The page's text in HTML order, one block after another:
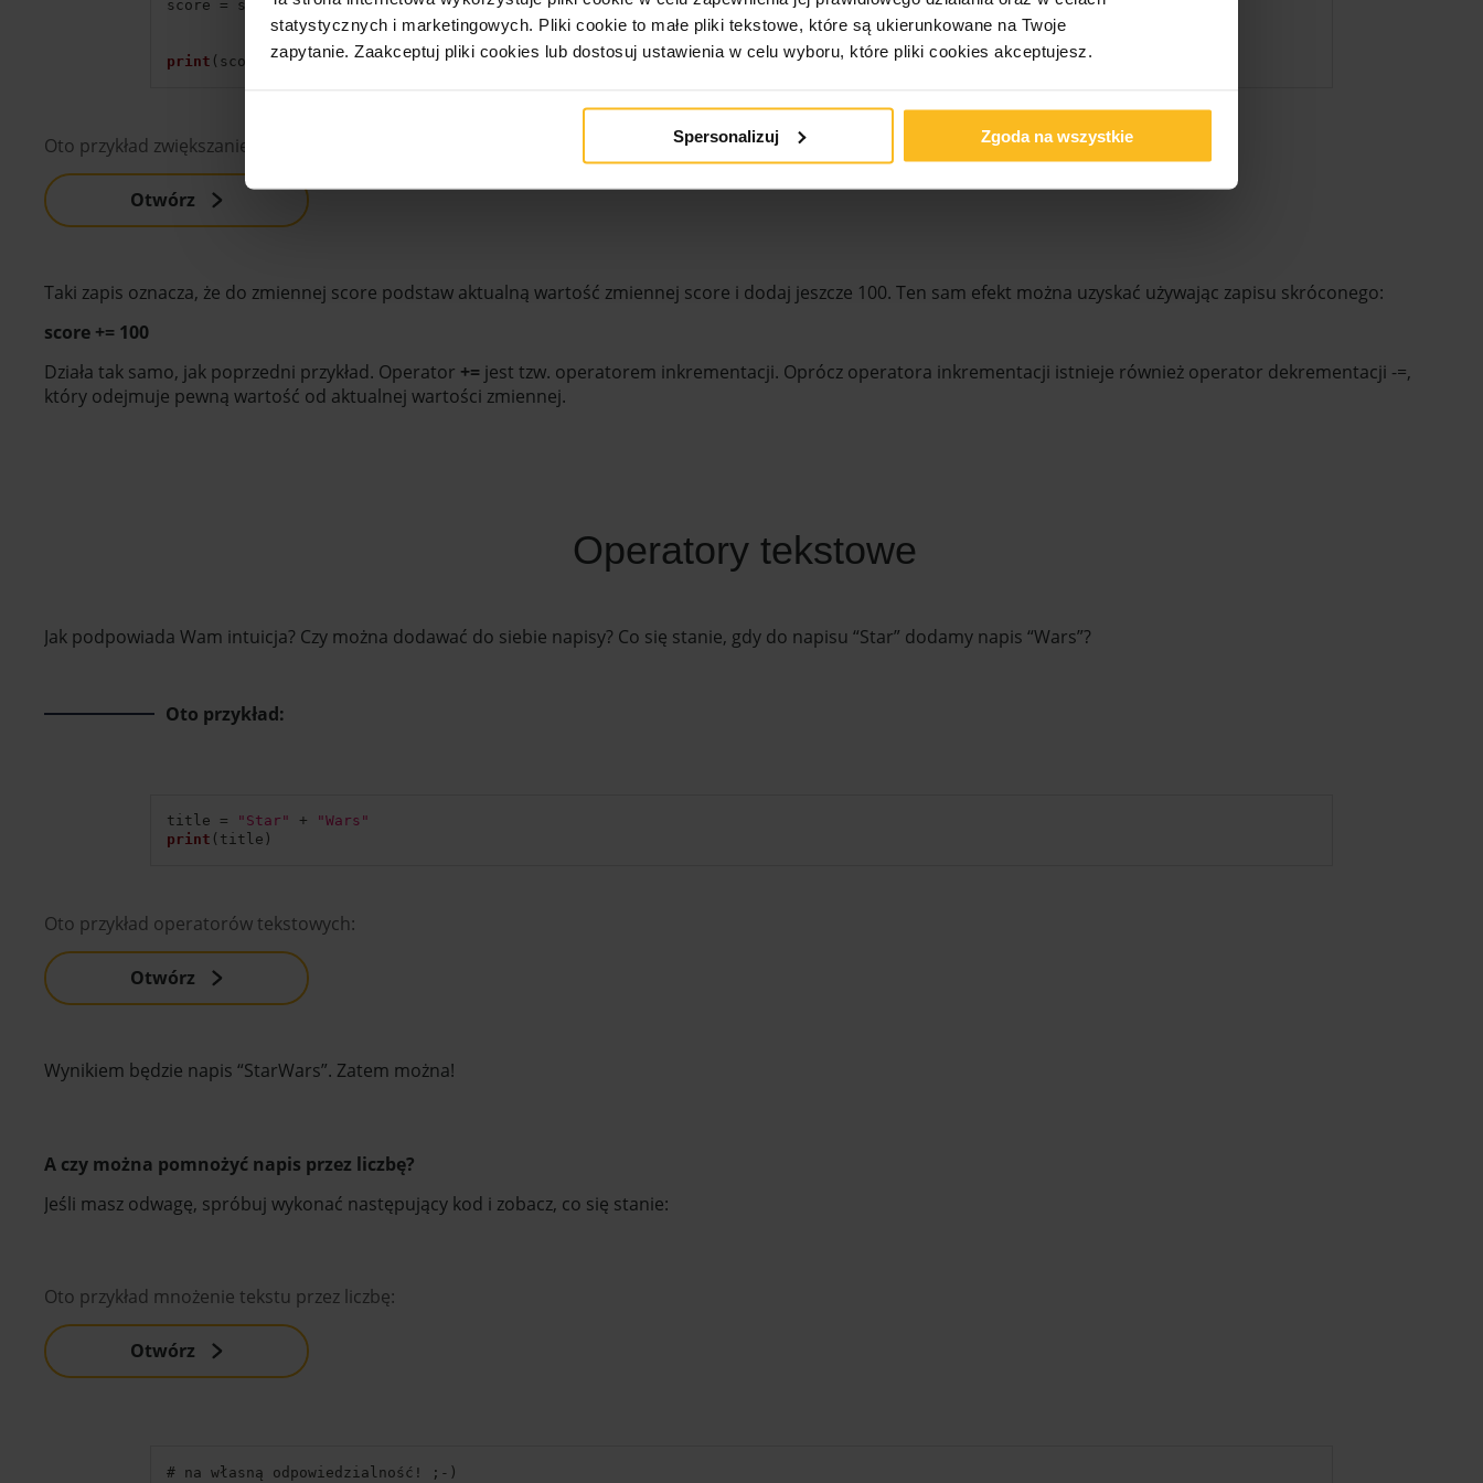
statystycznych i marketingowych. Pliki cookie to małe pliki tekstowe, które są ukierunkowane na Twoje
zapytanie. Zaakceptuj pliki cookies lub dostosuj ustawienia w celu wyboru, które pliki cookies akceptujesz.
Spersonalizuj Zgoda na wszystkie
score = score + 100
  # score to nazwa zmiennej
,
                     # w której przechowujemy wynik gry
print ( score )
Oto przykład zwiększanie wartości zmiennej
Otwórz
Taki zapis oznacza, że do zmiennej score podstaw aktualną wartość zmiennej score i dodaj jeszcze 100. Ten sam efekt można uzyskać używając zapisu skróconego:
score += 100
Działa tak samo, jak poprzedni przykład. Operator += jest tzw. operatorem inkrementacji. Oprócz operatora inkrementacji istnieje również operator dekrementacji -=,
który odejmuje pewną wartość od aktualnej wartości zmiennej.
Operatory tekstowe
Jak podpowiada Wam intuicja? Czy można dodawać do siebie napisy? Co się stanie, gdy do napisu “Star” dodamy napis “Wars”?
Oto przykład:
title = "Star" +
"Wars"
print ( title )
Oto przykład operatorów tekstowych:
Otwórz
Wynikiem będzie napis “StarWars”. Zatem można!
A czy można pomnożyć napis przez liczbę?
Jeśli masz odwagę, spróbuj wykonać następujący kod i zobacz, co się stanie:
Oto przykład mnożenie tekstu przez liczbę:
Otwórz
# na własną odpowiedzialność ! ; - )